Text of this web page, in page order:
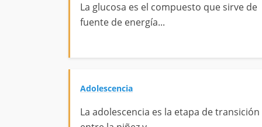
La glucosa es el compuesto que sirve de
fuente de energía...
Adolescencia
La adolescencia es la etapa de transición